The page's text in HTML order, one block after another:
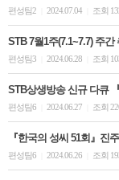
편성팀2 2024.07.04 조회
STB 7월1주(7.1~7.7) 주간
편성팀3 2024.06.28 조회
STB상생방송 신규 다큐
편성팀6 2024.06.27 조회
『한국의 성씨 51회』진
편성팀6 2024.06.26 조회